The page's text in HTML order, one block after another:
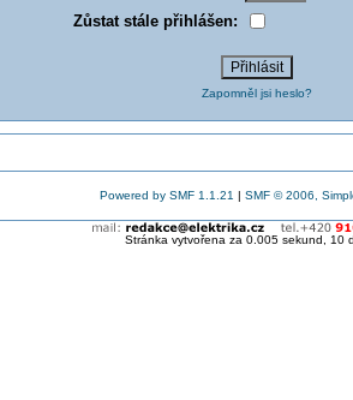
Zůstat stále přihlášen:
Zapomněl jsi heslo?
Powered by SMF 1.1.21 | SMF © 2006,
Stránka vytvořena za 0.005 sekund, 10